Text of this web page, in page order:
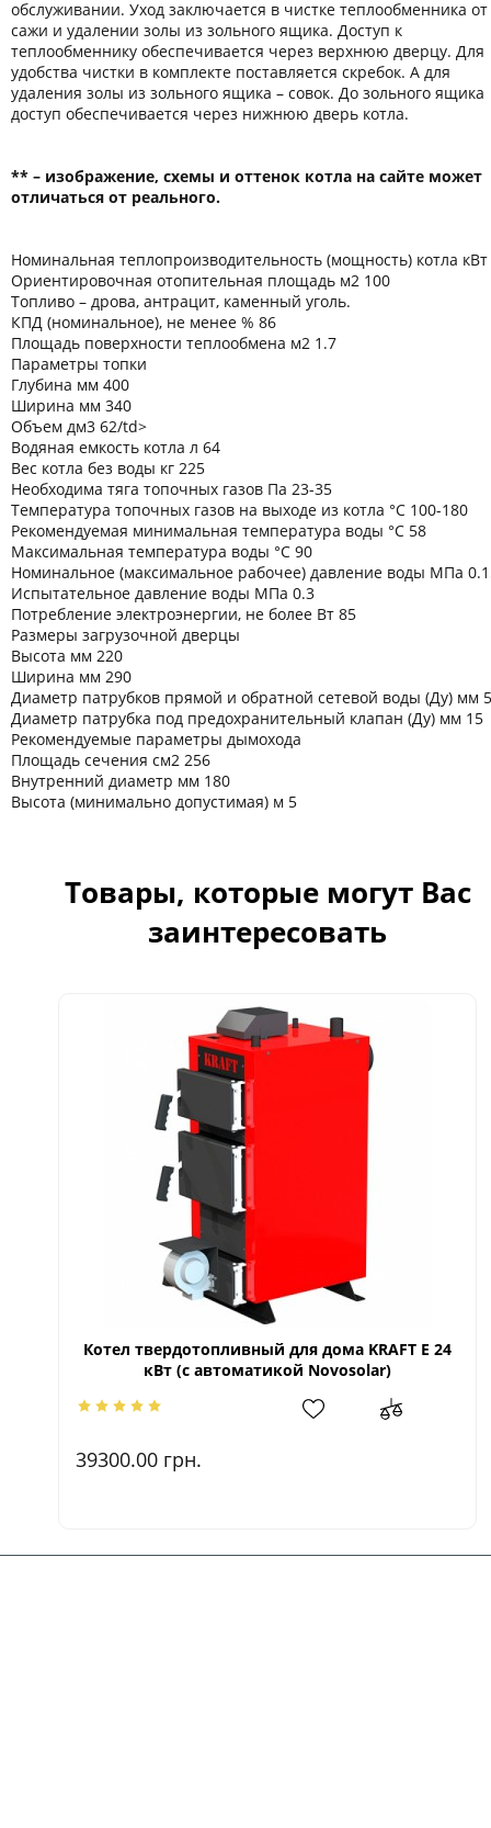
обслуживании. Уход заключается в чистке теплообменника от
сажи и удалении золы из зольного ящика. Доступ к
теплообменнику обеспечивается через верхнюю дверцу. Для
удобства чистки в комплекте поставляется скребок. А для
удаления золы из зольного ящика – совок. До зольного ящика
доступ обеспечивается через нижнюю дверь котла.
** – изображение, схемы и оттенок котла на сайте может
отличаться от реального.
Номинальная теплопроизводительность (мощность) котла кВт
Ориентировочная отопительная площадь м2 100
Топливо – дрова, антрацит, каменный уголь.
КПД (номинальное), не менее % 86
Площадь поверхности теплообмена м2 1.7
Параметры топки
Глубина мм 400
Ширина мм 340
Объем дм3 62/td>
Водяная емкость котла л 64
Вес котла без воды кг 225
Необходима тяга топочных газов Па 23-35
Температура топочных газов на выходе из котла °C 100-180
Рекомендуемая минимальная температура воды °C 58
Максимальная температура воды °C 90
Номинальное (максимальное рабочее) давление воды МПа
Испытательное давление воды МПа 0.3
Потребление электроэнергии, не более Вт 85
Размеры загрузочной дверцы
Высота мм 220
Ширина мм 290
Диаметр патрубков прямой и обратной сетевой воды (Ду) мм
Диаметр патрубка под предохранительный клапан (Ду) мм 15
Рекомендуемые параметры дымохода
Площадь сечения см2 256
Внутренний диаметр мм 180
Высота (минимально допустимая) м 5
Товары, которые могут Вас
заинтересовать
Котел твердотопливный для дома KRAFT E 24
кВт (с автоматикой Novosolar)
39300.00 грн.